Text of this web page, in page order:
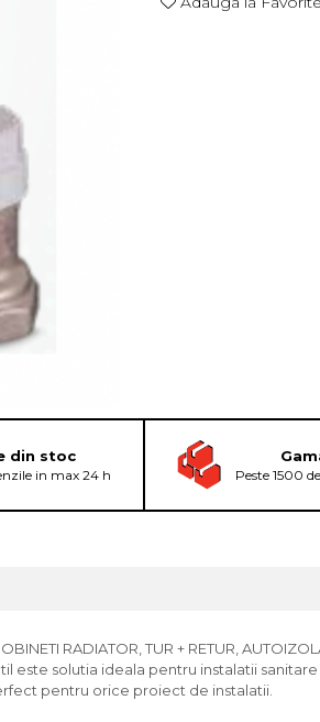
din stoc
in max 24 h Peste 1500
RADIATOR, TUR + RETUR,
solutia ideala pentru instalatii
pentru orice proiect de instalatii.